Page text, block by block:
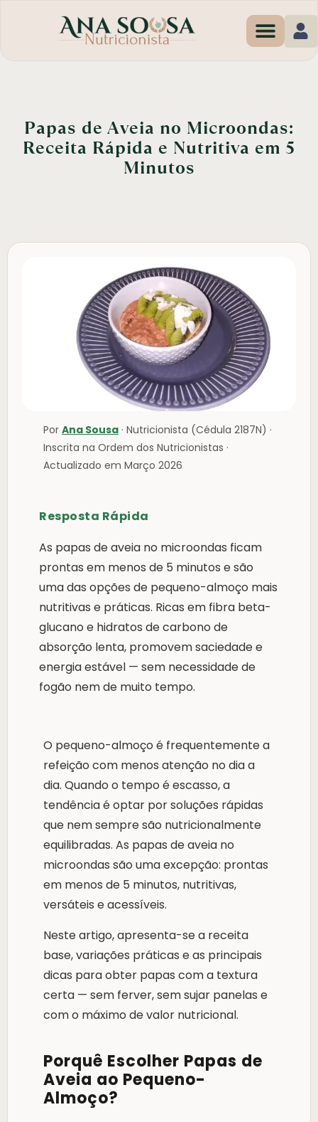
Papas de Aveia no Microondas:
Receita Rápida e Nutritiva em 5
Minutos
Por Ana Sousa · Nutricionista (Cédula 2187N) ·
Inscrita na Ordem dos Nutricionistas ·
Actualizado em Março 2026
Resposta Rápida
As papas de aveia no microondas ficam
prontas em menos de 5 minutos e são
uma das opções de pequeno-almoço mais
nutritivas e práticas. Ricas em fibra beta-
glucano e hidratos de carbono de
absorção lenta, promovem saciedade e
energia estável — sem necessidade de
fogão nem de muito tempo.
O pequeno-almoço é frequentemente a
refeição com menos atenção no dia a
dia. Quando o tempo é escasso, a
tendência é optar por soluções rápidas
que nem sempre são nutricionalmente
equilibradas. As papas de aveia no
microondas são uma excepção: prontas
em menos de 5 minutos, nutritivas,
versáteis e acessíveis.
Neste artigo, apresenta-se a receita
base, variações práticas e as principais
dicas para obter papas com a textura
certa — sem ferver, sem sujar panelas e
com o máximo de valor nutricional.
Porquê Escolher Papas de
Aveia ao Pequeno-
Almoço?